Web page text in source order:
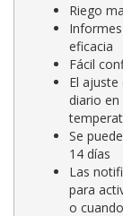
Riego
eficacia
Fácil
El
diario
Se
14 días
Las
para
o